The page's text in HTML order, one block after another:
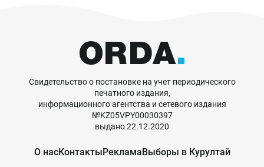
Свидетельство о постановке на учет периодического
печатного издания,
информационного агентства и сетевого издания
№KZ05VPY00030397
выдано 22.12.2020
О насКонтакты Реклама Выборы в Курултай